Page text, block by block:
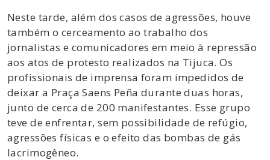
Neste tarde, além dos casos de agressões, houve
também o cerceamento ao trabalho dos
jornalistas e comunicadores em meio à repressão
aos atos de protesto realizados na Tijuca. Os
profissionais de imprensa foram impedidos de
deixar a Praça Saens Peña durante duas horas,
junto de cerca de 200 manifestantes. Esse grupo
teve de enfrentar, sem possibilidade de refúgio,
agressões físicas e o efeito das bombas de gás
lacrimogêneo.